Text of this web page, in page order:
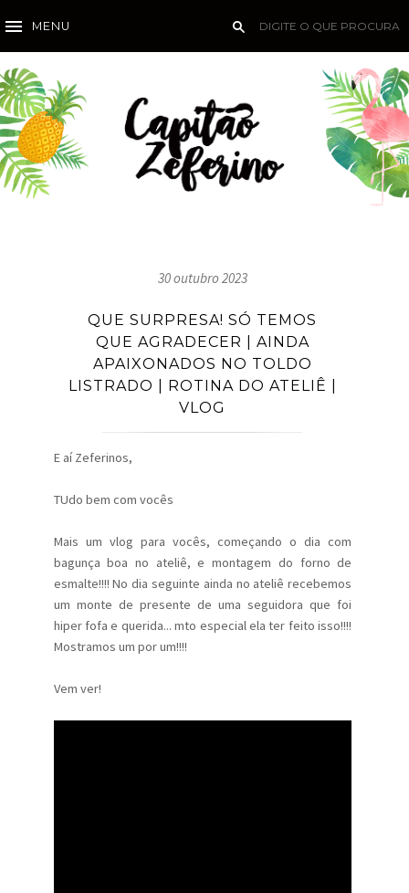
MENU
30 outubro 2023
QUE SURPRESA! SÓ TEMOS
QUE AGRADECER | AINDA
APAIXONADOS NO TOLDO
LISTRADO | ROTINA DO ATELIÊ |
VLOG
E aí Zeferinos,
TUdo bem com vocês
Mais um vlog para vocês, começando o dia com
bagunça boa no ateliê, e montagem do forno de
esmalte!!!! No dia seguinte ainda no ateliê recebemos
um monte de presente de uma seguidora que foi
hiper fofa e querida... mto especial ela ter feito isso!!!!
Mostramos um por um!!!!
Vem ver!